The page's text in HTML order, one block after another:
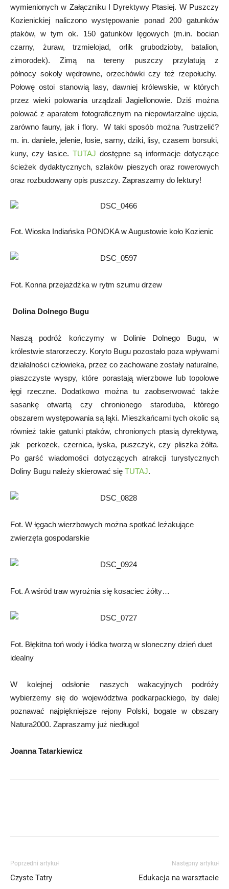
wymienionych w Załączniku I Dyrektywy Ptasiej. W Puszczy
Kozienickiej naliczono występowanie ponad 200 gatunków
ptaków, w tym ok. 150 gatunków lęgowych (m.in. bocian
czarny, żuraw, trzmielojad, orlik grubodzioby, batalion,
zimorodek). Zimą na tereny puszczy przylatują z
północy sokoły wędrowne, orzechówki czy też rzepołuchy.
Połowę ostoi stanowią lasy, dawniej królewskie, w których
przez wieki polowania urządzali Jagiellonowie. Dziś można
polować z aparatem fotograficznym na niepowtarzalne ujęcia,
zarówno fauny, jak i flory. W taki sposób można ?ustrzelić?
m. in. daniele, jelenie, łosie, sarny, dziki, lisy, czasem borsuki,
kuny, czy łasice. TUTAJ dostępne są informacje dotyczące
ścieżek dydaktycznych, szlaków pieszych oraz rowerowych
oraz rozbudowany opis puszczy. Zapraszamy do lektury!
Fot. Wioska Indiańska PONOKA w Augustowie koło Kozienic
Fot. Konna przejażdżka w rytm szumu drzew
Dolina Dolnego Bugu
Naszą podróż kończymy w Dolinie Dolnego Bugu, w
królestwie starorzeczy. Koryto Bugu pozostało poza wpływami
działalności człowieka, przez co zachowane zostały naturalne,
piaszczyste wyspy, które porastają wierzbowe lub topolowe
łęgi rzeczne. Dodatkowo można tu zaobserwować także
sasankę otwartą czy chronionego staroduba, którego
obszarem występowania są łąki. Mieszkańcami tych okolic są
również takie gatunki ptaków, chronionych ptasią dyrektywą,
jak perkozek, czernica, łyska, puszczyk, czy pliszka żółta.
Po garść wiadomości dotyczących atrakcji turystycznych
Doliny Bugu należy skierować się TUTAJ.
Fot. W łęgach wierzbowych można spotkać leżakujące
zwierzęta gospodarskie
Fot. A wśród traw wyrożnia się kosaciec żółty…
Fot. Błękitna toń wody i łódka tworzą w słoneczny dzień duet
idealny
W kolejnej odsłonie naszych wakacyjnych podróży
wybierzemy się do województwa podkarpackiego, by dalej
poznawać najpiękniejsze rejony Polski, bogate w obszary
Natura2000. Zapraszamy już niedługo!
Joanna Tatarkiewicz
Poprzedni artykuł
Czyste Tatry
Następny artykuł
Edukacja na warsztacie